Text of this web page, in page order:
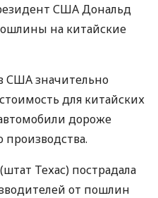
США Дональд
на китайские
США значительно
для китайских
дороже
производства.
Техас) пострадала
от пошлин